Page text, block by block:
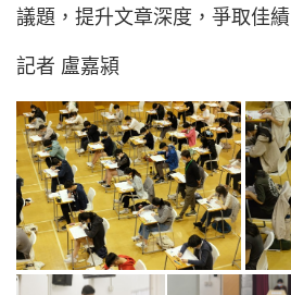
議題，提升文章深度，爭取佳績
記者 盧嘉潁